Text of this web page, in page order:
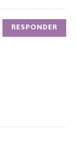
RESPONDER